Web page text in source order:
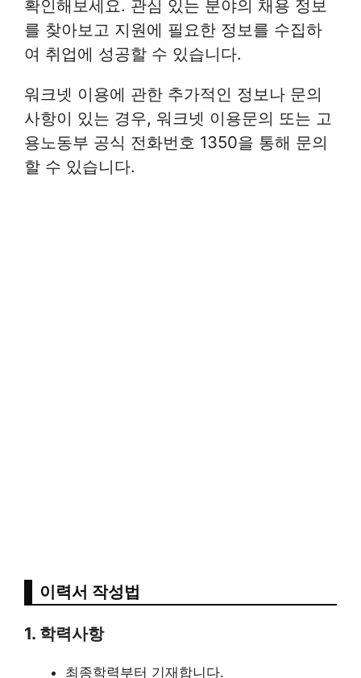
확인해보세요. 관심 있는 분야의 채용 정보
를 찾아보고 지원에 필요한 정보를 수집하
여 취업에 성공할 수 있습니다​.
워크넷 이용에 관한 추가적인 정보나 문의
사항이 있는 경우, 워크넷 이용문의 또는 고
용노동부 공식 전화번호 1350을 통해 문의
할 수 있습니다​​.
이력서 작성법
1. 학력사항
최종학력부터 기재합니다.